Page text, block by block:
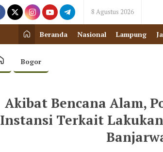
8 Agustus 2026
Beranda Nasional Lampung
Bogor
Akibat Bencana Alam,
Instansi Terkait